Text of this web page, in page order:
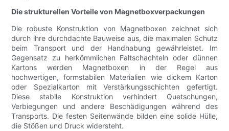
Die strukturellen Vorteile von Magnetboxverpackungen
Die robuste Konstruktion von Magnetboxen zeichnet sich
durch ihre durchdachte Bauweise aus, die maximalen Schutz
beim Transport und der Handhabung gewährleistet. Im
Gegensatz zu herkömmlichen Faltschachteln oder dünnen
Kartons werden Magnetboxen in der Regel aus
hochwertigen, formstabilen Materialien wie dickem Karton
oder Spezialkarton mit Verstärkungsschichten gefertigt.
Diese stabile Konstruktion verhindert Quetschungen,
Verbiegungen und andere Beschädigungen während des
Transports. Die festen Seitenwände bilden eine solide Hülle,
die Stößen und Druck widersteht.